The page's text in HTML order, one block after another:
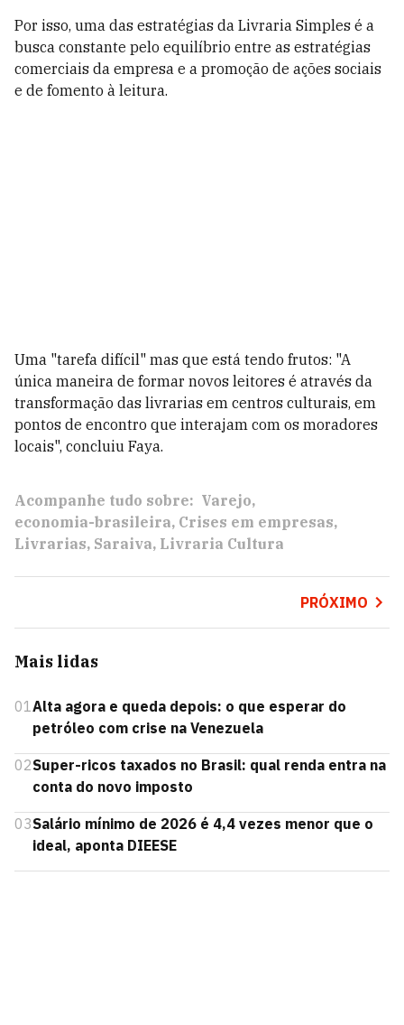
Por isso, uma das estratégias da Livraria Simples é a
busca constante pelo equilíbrio entre as estratégias
comerciais da empresa e a promoção de ações sociais
e de fomento à leitura.
Uma "tarefa difícil" mas que está tendo frutos: "A
única maneira de formar novos leitores é através da
transformação das livrarias em centros culturais, em
pontos de encontro que interajam com os moradores
locais", concluiu Faya.
Acompanhe tudo sobre: Varejo
economia-brasileira Crises em empresas
Livrarias Saraiva Livraria Cultura
PRÓXIMO
Mais lidas
01Alta agora e queda depois: o que esperar do
petróleo com crise na Venezuela
02Super-ricos taxados no Brasil: qual renda entra na
conta do novo imposto
03Salário mínimo de 2026 é 4,4 vezes menor que o
ideal, aponta DIEESE